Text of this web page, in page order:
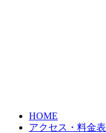
HOME
アクセス・料金表